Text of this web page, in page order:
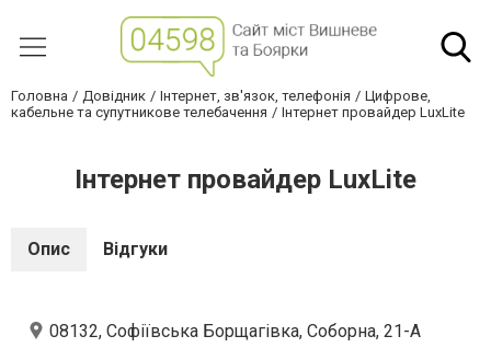
Головна Довідник Інтернет, зв'язок, телефонія
Цифрове,
кабельне та супутникове телебачення
Інтернет провайдер LuxLite
Інтернет провайдер LuxLite
Опис Відгуки
08132, Cофіївська Борщагівка, Соборна, 21-А